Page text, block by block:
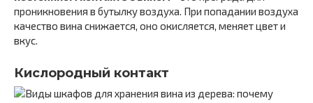
проникновения в бутылку воздуха. При попадании воздуха
качество вина снижается, оно окисляется, меняет цвет и
вкус.
Кислородный контакт